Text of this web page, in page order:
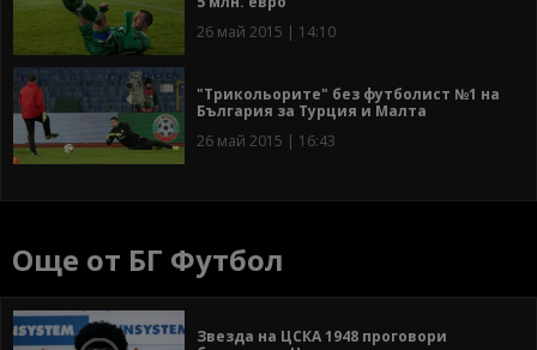
26 май 2015 | 14:10
"Трикольорите" без футболист №1 на
България за Турция и Малта
26 май 2015 | 16:43
Още от БГ Футбол
Звезда на ЦСКА 1948 проговори